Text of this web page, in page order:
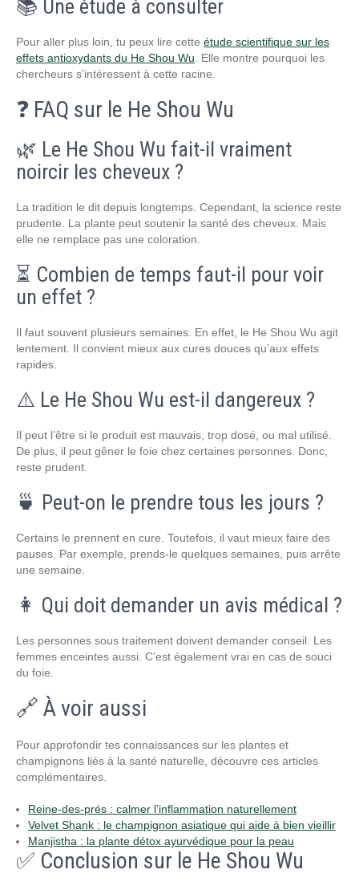
📚 Une étude à consulter
Pour aller plus loin, tu peux lire cette étude scientifique sur les
effets antioxydants du He Shou Wu . Elle montre pourquoi les
chercheurs s’intéressent à cette racine.
❓ FAQ sur le He Shou Wu
🌿 Le He Shou Wu fait-il vraiment
noircir les cheveux ?
La tradition le dit depuis longtemps. Cependant, la science reste
prudente. La plante peut soutenir la santé des cheveux. Mais
elle ne remplace pas une coloration.
⏳ Combien de temps faut-il pour voir
un effet ?
Il faut souvent plusieurs semaines. En effet, le He Shou Wu agit
lentement. Il convient mieux aux cures douces qu’aux effets
rapides.
⚠️ Le He Shou Wu est-il dangereux ?
Il peut l’être si le produit est mauvais, trop dosé, ou mal utilisé.
De plus, il peut gêner le foie chez certaines personnes. Donc,
reste prudent.
🍵 Peut-on le prendre tous les jours ?
Certains le prennent en cure. Toutefois, il vaut mieux faire des
pauses. Par exemple, prends-le quelques semaines, puis arrête
une semaine.
👩 Qui doit demander un avis médical ?
Les personnes sous traitement doivent demander conseil. Les
femmes enceintes aussi. C’est également vrai en cas de souci
du foie.
🔗 À voir aussi
Pour approfondir tes connaissances sur les plantes et
champignons liés à la santé naturelle, découvre ces articles
complémentaires.
Reine-des-prés : calmer l’inflammation naturellement
Velvet Shank : le champignon asiatique qui aide à bien vieillir
Manjistha : la plante détox ayurvédique pour la peau
✅ Conclusion sur le He Shou Wu